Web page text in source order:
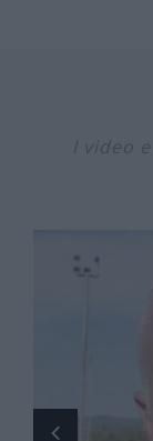
I video